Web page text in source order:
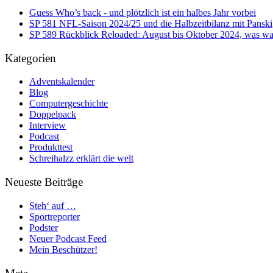
Guess Who’s back - und plötzlich ist ein halbes Jahr vorbei
SP 581 NFL-Saison 2024/25 und die Halbzeitbilanz mit Panski
SP 589 Rückblick Reloaded: August bis Oktober 2024, was
Kategorien
Adventskalender
Blog
Computergeschichte
Doppelpack
Interview
Podcast
Produkttest
Schreihalzz erklärt die welt
Neueste Beiträge
Steh‘ auf …
Sportreporter
Podster
Neuer Podcast Feed
Mein Beschützer!